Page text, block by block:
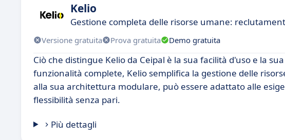
Kelio
Gestione completa delle risorse umane:
Versione gratuita Prova gratuita Demo gratuita
Ciò che distingue Kelio da Ceipal è la sua facilità d'uso e la
funzionalità complete, Kelio semplifica la gestione delle
alla sua architettura modulare, può essere adattato alle
flessibilità senza pari.
Più dettagli